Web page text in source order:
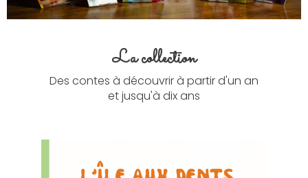
La collection
Des contes à découvrir à partir d'un an
et jusqu'à dix ans